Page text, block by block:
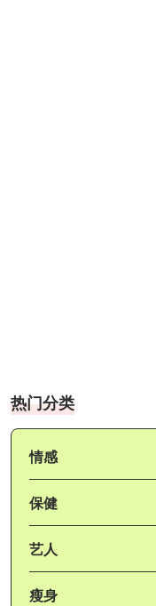
热门分类
情感
保健
艺人
瘦身